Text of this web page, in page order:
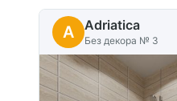
A Adriatica
Без декора № 3